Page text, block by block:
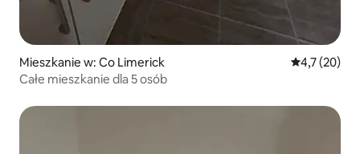
Mieszkanie w: Co Limerick Średnia
4,7 (20)
Całe mieszkanie dla 5 osób